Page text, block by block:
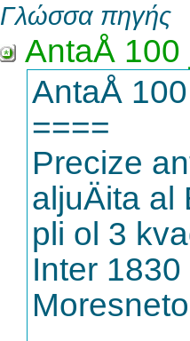
Γλώσσα πηγής
AntaÅ­ 100
AntaÅ­
====
Precize
aljuÄita
pli ol 3
Inter